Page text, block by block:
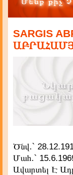
SARGIS
Ծնվ.`
Մահ.`
Ավարտել Է